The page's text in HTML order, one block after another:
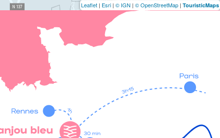
Leaflet | Esri | © IGN | © OpenStreetMap | TouristicMaps